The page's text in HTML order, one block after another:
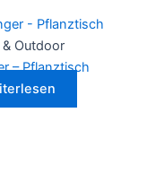
Outdoor
– Pflanztisch